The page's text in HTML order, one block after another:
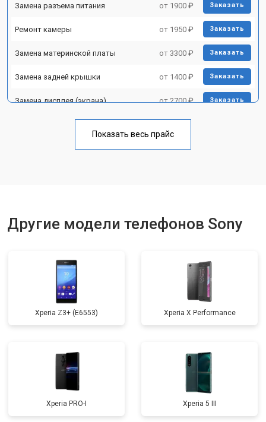
Замена разъема питания от 1900 ₽ Заказать
Ремонт камеры от 1950 ₽ Заказать
Замена материнской платы от 3300 ₽ Заказать
Замена задней крышки от 1400 ₽ Заказать
Замена дисплея (экрана) от 2700 ₽ Заказать
Замена кнопки включения от 1750 ₽
Показать весь прайс
Другие модели телефонов Sony
Xperia Z3+ (E6553) Xperia X Performance
Xperia PRO-I Xperia 5 III